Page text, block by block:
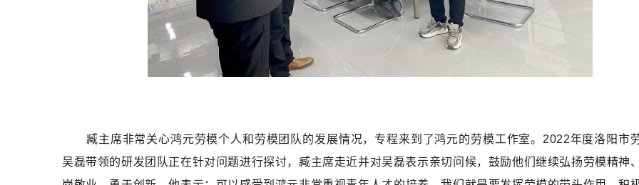
臧主席非常关心鸿元劳模个人和劳模团队的发展情况，专程来到了鸿元的劳模工作室。2022年度洛阳市
吴磊带领的研发团队正在针对问题进行探讨，臧主席走近并对吴磊表示亲切问候，鼓励他们继续弘扬劳模精神